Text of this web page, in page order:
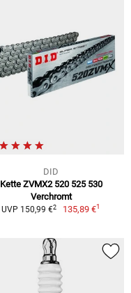
DID
Kette ZVMX2 520 525 530
Verchromt
UVP 150,99 €2 135,89 €1